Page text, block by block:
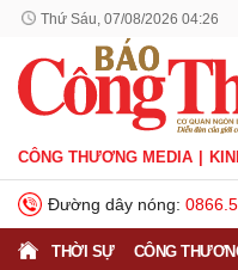
Thứ Sáu, 07/08/2026 04:26
CÔNG THƯƠNG MEDIA
Đường dây nóng:
THỜI SỰ CÔNG